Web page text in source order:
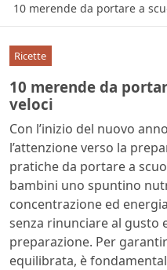
10 merende da portare a
Ricette
10 merende da
veloci
Con l’inizio del nuovo
l’attenzione verso la
pratiche da portare a
bambini uno spuntino
concentrazione ed
senza rinunciare al gusto
preparazione. Per
equilibrata, è